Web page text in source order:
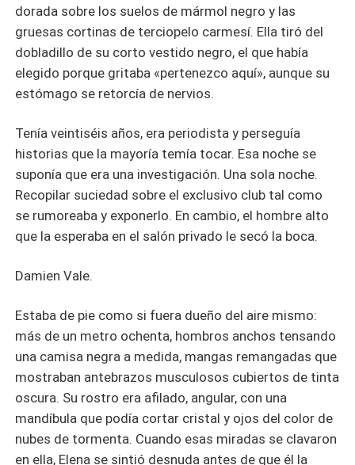
dorada sobre los suelos de mármol negro y las
gruesas cortinas de terciopelo carmesí. Ella tiró del
dobladillo de su corto vestido negro, el que había
elegido porque gritaba «pertenezco aquí», aunque su
estómago se retorcía de nervios.
Tenía veintiséis años, era periodista y perseguía
historias que la mayoría temía tocar. Esa noche se
suponía que era una investigación. Una sola noche.
Recopilar suciedad sobre el exclusivo club tal como
se rumoreaba y exponerlo. En cambio, el hombre alto
que la esperaba en el salón privado le secó la boca.
Damien Vale.
Estaba de pie como si fuera dueño del aire mismo:
más de un metro ochenta, hombros anchos tensando
una camisa negra a medida, mangas remangadas que
mostraban antebrazos musculosos cubiertos de tinta
oscura. Su rostro era afilado, angular, con una
mandíbula que podía cortar cristal y ojos del color de
nubes de tormenta. Cuando esas miradas se clavaron
en ella, Elena se sintió desnuda antes de que él la